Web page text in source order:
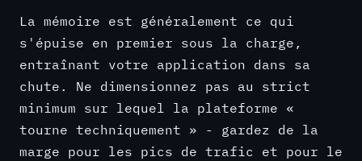
La mémoire est généralement ce qui
s'épuise en premier sous la charge,
entraînant votre application dans sa
chute. Ne dimensionnez pas au strict
minimum sur lequel la plateforme «
tourne techniquement » - gardez de la
marge pour les pics de trafic et pour le